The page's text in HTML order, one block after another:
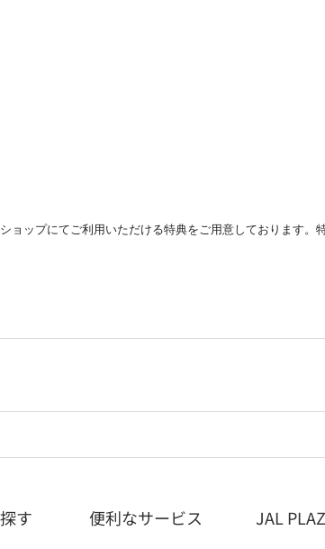
ップにてご利用いただける特典をご用意しております。
す 便利なサービス JAL